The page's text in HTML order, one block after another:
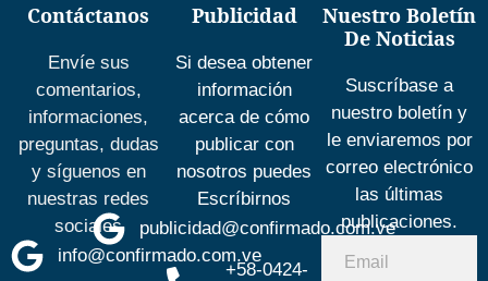
Contáctanos
Envíe sus
comentarios,
informaciones,
preguntas, dudas
y síguenos en
nuestras redes
sociales
info@confirmado.com.ve
Publicidad
Si desea obtener
información
acerca de cómo
publicar con
nosotros puedes
Escríbirnos
publicidad@confirmado.com.ve
+58-0424-
Nuestro Boletín
De Noticias
Suscríbase a
nuestro boletín y
le enviaremos por
correo electrónico
las últimas
publicaciones.